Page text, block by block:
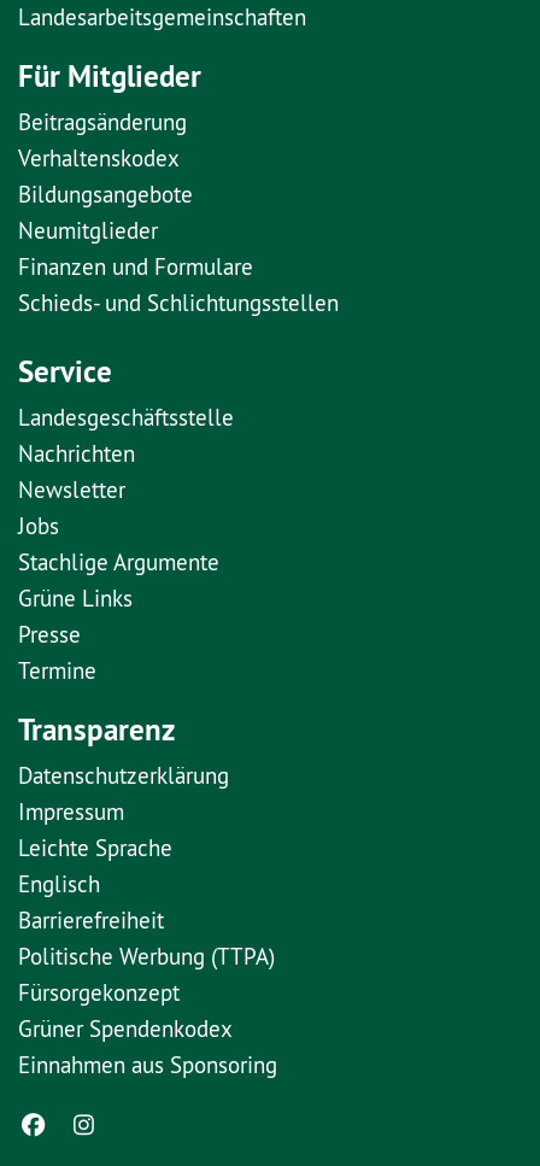
Landesarbeitsgemeinschaften
Für Mitglieder
Beitragsänderung
Verhaltenskodex
Bildungsangebote
Neumitglieder
Finanzen und Formulare
Schieds- und Schlichtungsstellen
Service
Landesgeschäftsstelle
Nachrichten
Newsletter
Jobs
Stachlige Argumente
Grüne Links
Presse
Termine
Transparenz
Datenschutzerklärung
Impressum
Leichte Sprache
Englisch
Barrierefreiheit
Politische Werbung (TTPA)
Fürsorgekonzept
Grüner Spendenkodex
Einnahmen aus Sponsoring